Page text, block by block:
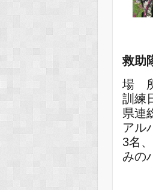
救助
場
訓
県連
アル
3名
みの